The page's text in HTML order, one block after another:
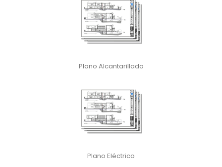
Plano Alcantarillado
Plano Eléctrico